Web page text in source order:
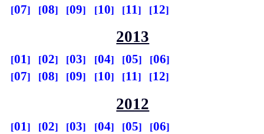
07
08 09 10 11 12
2013
01 02 03 04 05
06
07
08 09 10 11 12
2012
01 02 03 04 05
06